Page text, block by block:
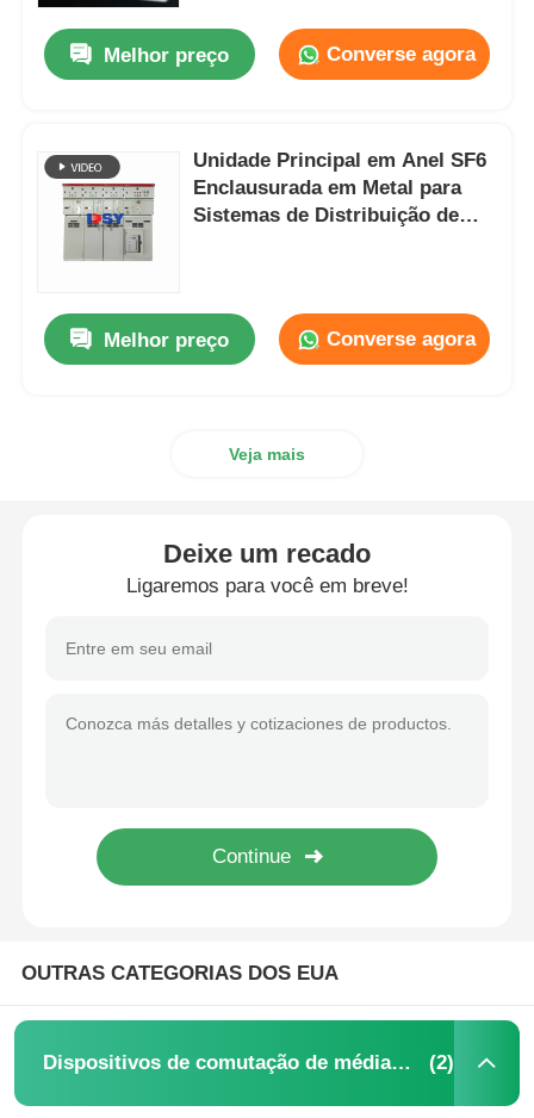
Melhor preço Converse agora
Unidade Principal em Anel SF6
Enclausurada em Metal para
Sistemas de Distribuição de
Melhor preço Converse agora
Veja mais
Deixe um recado
Ligaremos para você em breve!
OUTRAS CATEGORIAS DOS EUA
Dispositivos de comutação de média tensão (2)